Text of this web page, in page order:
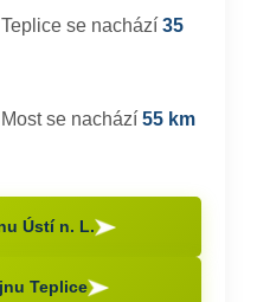
se nachází 35
se nachází 55 km
Ústí n. L.
Teplice